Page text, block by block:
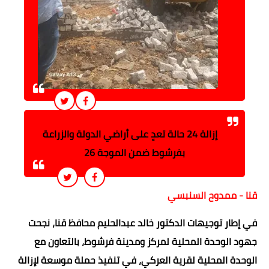
إزالة 24 حالة تعدٍ على أراضي الدولة والزراعة
بفرشوط ضمن الموجة 26
قنا - ممدوح السنبسي
في إطار توجيهات الدكتور خالد عبدالحليم محافظ قنا، نجحت
جهود الوحدة المحلية لمركز ومدينة فرشوط، بالتعاون مع
الوحدة المحلية لقرية العركي، في تنفيذ حملة موسعة لإزالة